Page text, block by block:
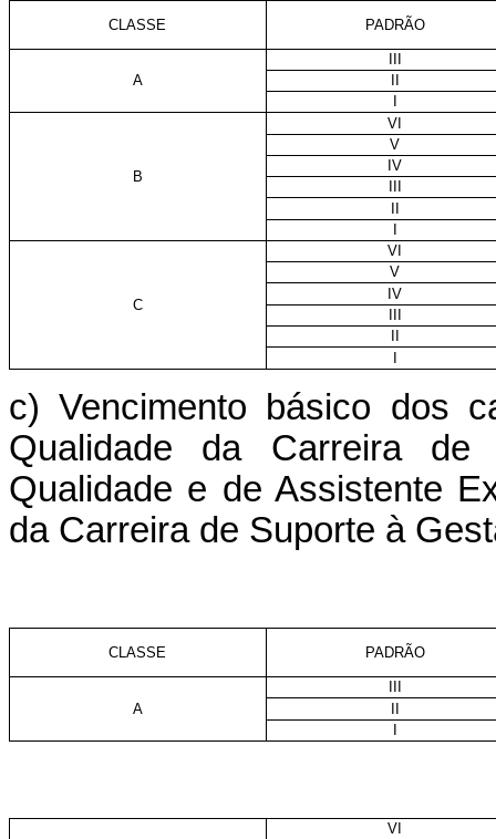
CLASSE PADRÃO
A
B
VI
V
IV
C
VI
V
IV
c) Vencimento básico dos
Qualidade da Carreira
Qualidade e de Assistente
da Carreira de Suporte à
CLASSE PADRÃO
A
VI